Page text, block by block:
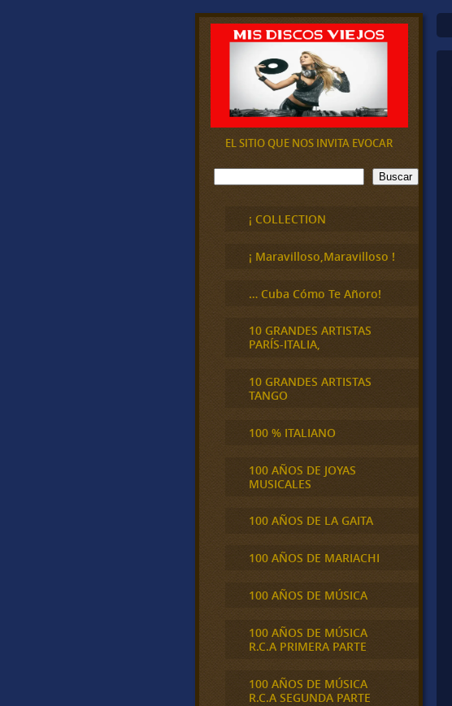
EL SITIO QUE NOS INVITA EVOCAR
B
u
Buscar
¡ COLLECTION
¡ Maravilloso,Maravilloso !
… Cuba Cómo Te Añoro!
10 GRANDES ARTISTAS
PARÍS-ITALIA,
10 GRANDES ARTISTAS
TANGO
100 % ITALIANO
100 AÑOS DE JOYAS
MUSICALES
100 AÑOS DE LA GAITA
100 AÑOS DE MARIACHI
100 AÑOS DE MÚSICA
100 AÑOS DE MÚSICA
R.C.A PRIMERA PARTE
100 AÑOS DE MÚSICA
R.C.A SEGUNDA PARTE